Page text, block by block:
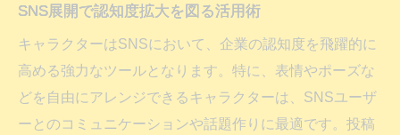
SNS展開で認知度拡大を図る活用術
キャラクターはSNSにおいて、企業の認知度を飛躍的に
高める強力なツールとなります。特に、表情やポーズな
どを自由にアレンジできるキャラクターは、SNSユーザ
ーとのコミュニケーションや話題作りに最適です。投稿